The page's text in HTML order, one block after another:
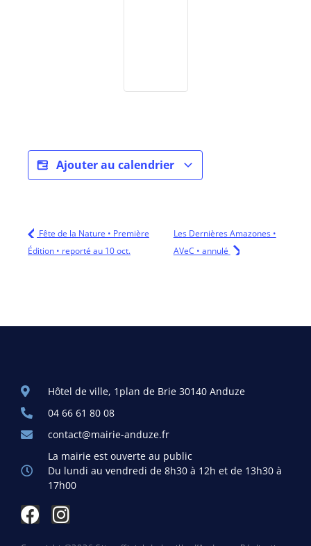
Ajouter au calendrier
Fête de la Nature • Première
Édition • reporté au 10 oct.
Les Dernières Amazones •
AVeC • annulé
Hôtel de ville, 1plan de Brie 30140 Anduze
04 66 61 80 08
contact@mairie-anduze.fr
La mairie est ouverte au public
Du lundi au vendredi de 8h30 à 12h et de 13h30 à
17h00